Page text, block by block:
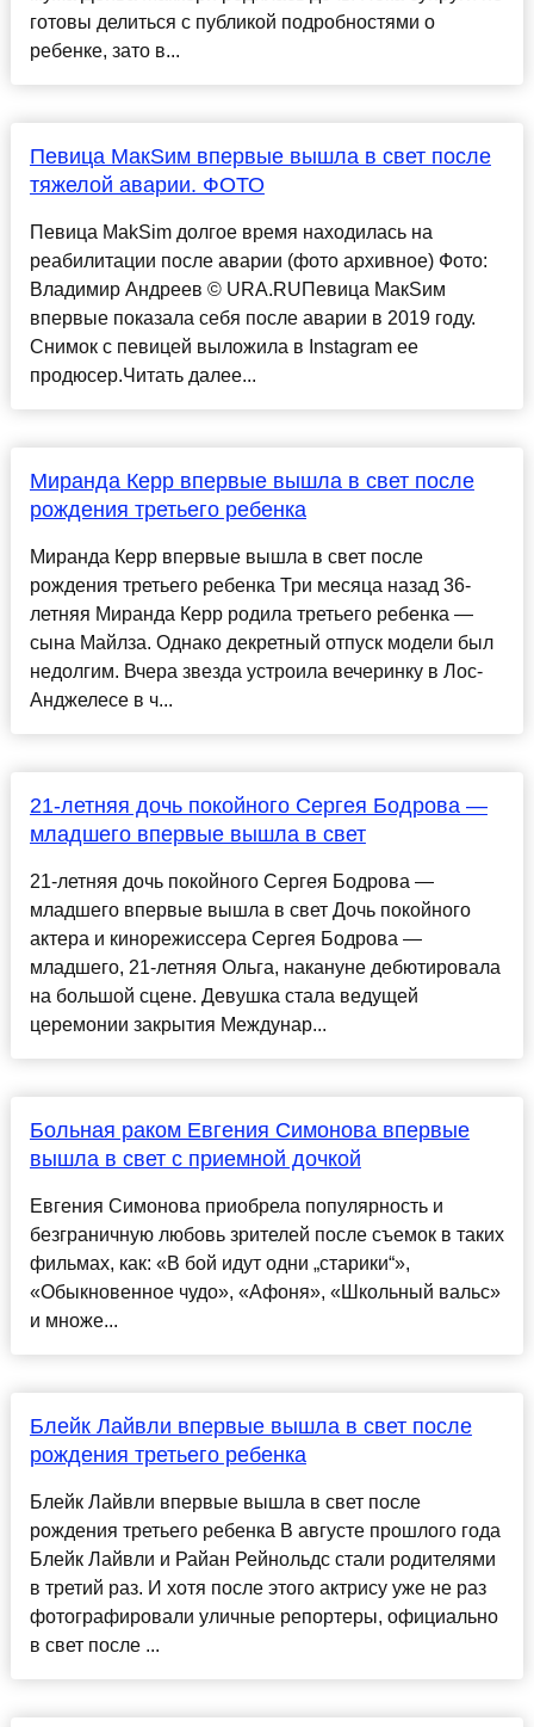
готовы делиться с публикой подробностями о
ребенке, зато в...
Певица МакSим впервые вышла в свет после
тяжелой аварии. ФОТО
Певица MakSim долгое время находилась на
реабилитации после аварии (фото архивное) Фото:
Владимир Андреев © URA.RUПевица МакSим
впервые показала себя после аварии в 2019 году.
Снимок с певицей выложила в Instagram ее
продюсер.Читать далее...
Миранда Керр впервые вышла в свет после
рождения третьего ребенка
Миранда Керр впервые вышла в свет после
рождения третьего ребенка Три месяца назад 36-
летняя Миранда Керр родила третьего ребенка —
сына Майлза. Однако декретный отпуск модели был
недолгим. Вчера звезда устроила вечеринку в ​​Лос-
Анджелесе в ч...
21-летняя дочь покойного Сергея Бодрова —
младшего впервые вышла в свет
21-летняя дочь покойного Сергея Бодрова —
младшего впервые вышла в свет Дочь покойного
актера и кинорежиссера Сергея Бодрова —
младшего, 21-летняя Ольга, накануне дебютировала
на большой сцене. Девушка стала ведущей
церемонии закрытия Междунар...
Больная раком Евгения Симонова впервые
вышла в свет с приемной дочкой
Евгения Симонова приобрела популярность и
безграничную любовь зрителей после съемок в таких
фильмах, как: «В бой идут одни „старики“»,
«Обыкновенное чудо», «Афоня», «Школьный вальс»
и множе...
Блейк Лайвли впервые вышла в свет после
рождения третьего ребенка
Блейк Лайвли впервые вышла в свет после
рождения третьего ребенка В августе прошлого года
Блейк Лайвли и Райан Рейнольдс стали родителями
в третий раз. И хотя после этого актрису уже не раз
фотографировали уличные репортеры, официально
в свет после ...